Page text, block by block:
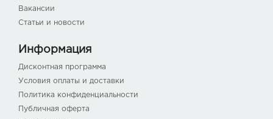
Вакансии
Статьи и новости
Информация
Дисконтная программа
Условия оплаты и доставки
Политика конфиденциальности
Публичная оферта